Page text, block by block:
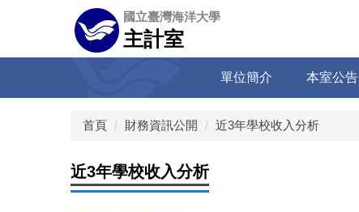
容
國立臺灣海洋大學
主計室
單位簡介 本室公告
首頁 財務資訊公開 近3年學校收入分析
近3年學校收入分析